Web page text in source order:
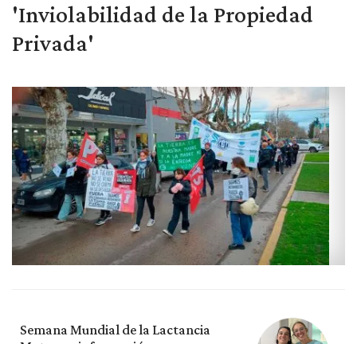
'Inviolabilidad de la Propiedad
Privada'
Semana Mundial de la Lactancia